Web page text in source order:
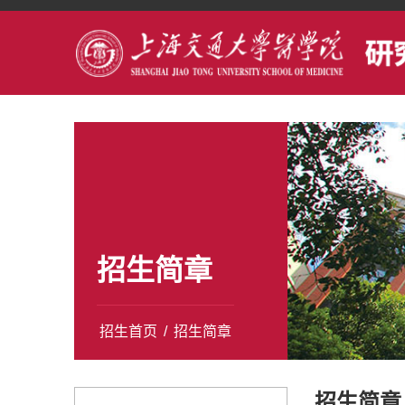
招生简章
招生首页 / 招生简章